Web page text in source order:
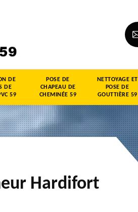
DE
DE
59
POSE DE
CHAPEAU DE
CHEMINÉE 59
NETTOYAGE ET
POSE DE
GOUTTIÈRE 59
Hardifort